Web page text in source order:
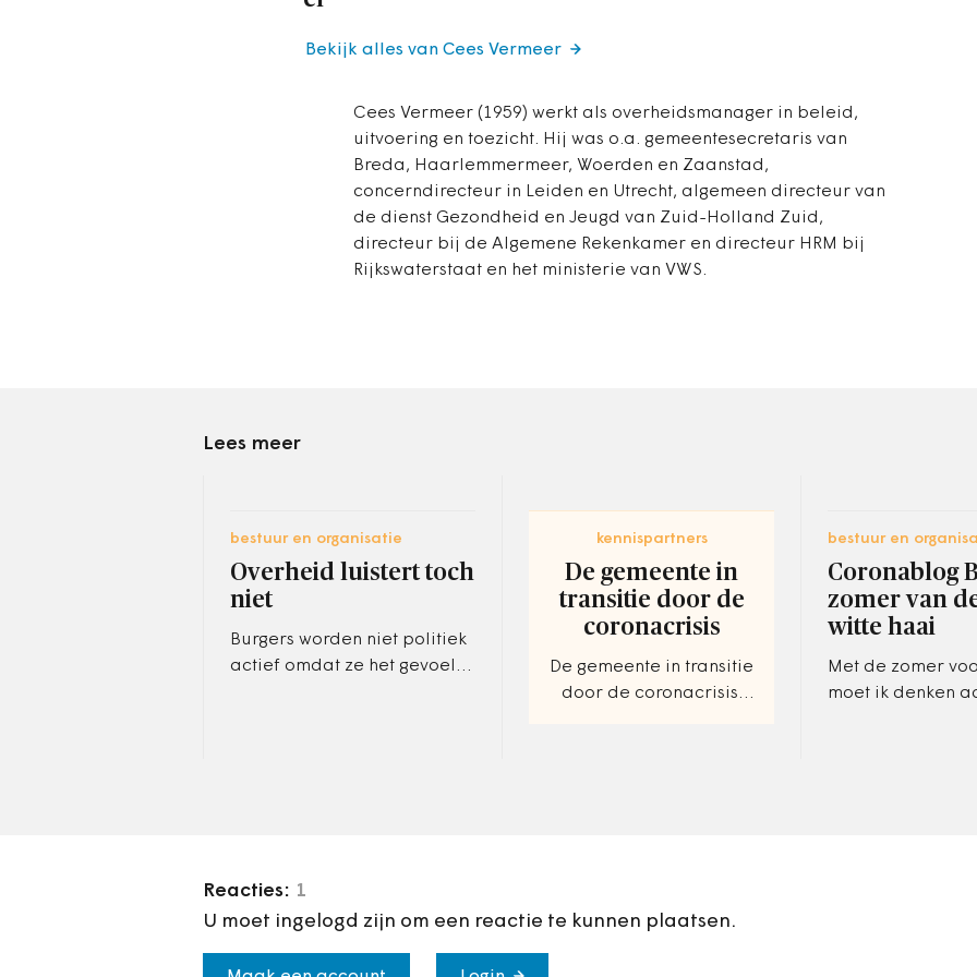
Cees Vermeer (1959) werkt als overheidsmanager in beleid,
uitvoering en toezicht. Hij was o.a. gemeentesecretaris van
Breda, Haarlemmermeer, Woerden en Zaanstad,
concerndirecteur in Leiden en Utrecht, algemeen directeur van
de dienst Gezondheid en Jeugd van Zuid-Holland Zuid,
directeur bij de Algemene Rekenkamer en directeur HRM bij
Rijkswaterstaat en het ministerie van VWS.
Bekijk alles van Cees Vermeer
Lees meer
bestuur en organisatie
Overheid luistert toch
niet
Burgers worden niet politiek
actief omdat ze het gevoel
kennispartners
De gemeente in
transitie door de
coronacrisis
De gemeente in transitie
door de coronacrisis.
bestuur en
Coronablog
zomer van
witte haai
Met de zomer
moet ik denken
Reacties: 1
U moet ingelogd zijn om een reactie te kunnen plaatsen.